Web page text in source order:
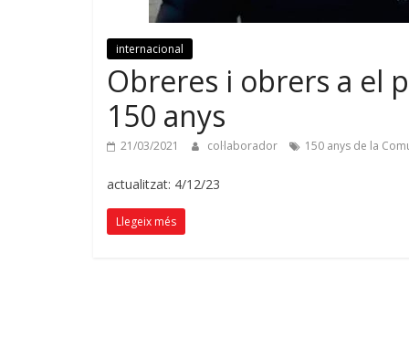
internacional
Obreres i obrers a el
150 anys
21/03/2021 col·laborador 150 anys de la
actualitzat: 4/12/23
Llegeix més